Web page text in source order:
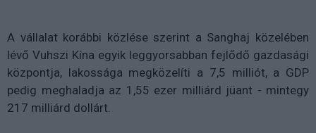
A vállalat korábbi közlése szerint a Sanghaj közelében
lévő Vuhszi Kína egyik leggyorsabban fejlődő gazdasági
központja, lakossága megközelíti a 7,5 milliót, a GDP
pedig meghaladja az 1,55 ezer milliárd jüant - mintegy
217 milliárd dollárt.